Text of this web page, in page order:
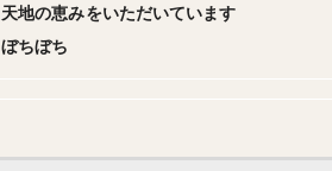
天地の恵みをいただいています
ぼちぼち